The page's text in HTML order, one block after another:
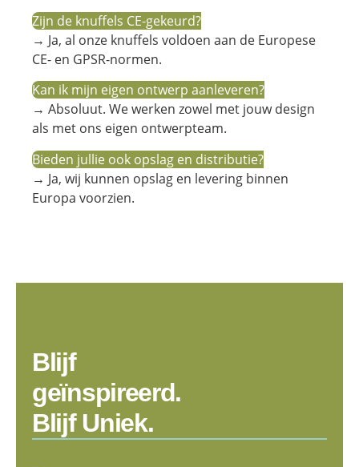
Zijn de knuffels CE-gekeurd?
→ Ja, al onze knuffels voldoen aan de Europese
CE- en GPSR-normen.
Kan ik mijn eigen ontwerp aanleveren?
→ Absoluut. We werken zowel met jouw design
als met ons eigen ontwerpteam.
Bieden jullie ook opslag en distributie?
→ Ja, wij kunnen opslag en levering binnen
Europa voorzien.
Blijf
geïnspireerd.
Blijf Uniek.